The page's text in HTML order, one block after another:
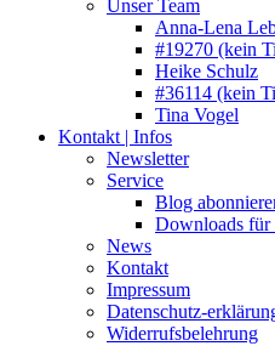
Unser Team
Anna-Lena
#19270 (kein
Heike Schulz
#36114 (kein
Tina Vogel
Kontakt | Infos
Newsletter
Service
Blog
Downloads für
News
Kontakt
Impressum
Datenschutz-
Widerrufsbelehrung